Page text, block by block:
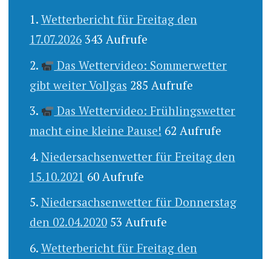
Wetterbericht für Freitag den
17.07.2026 343 Aufrufe
Das Wettervideo: Sommerwetter
gibt weiter Vollgas 285 Aufrufe
Das Wettervideo: Frühlingswetter
macht eine kleine Pause! 62 Aufrufe
Niedersachsenwetter für Freitag den
15.10.2021 60 Aufrufe
Niedersachsenwetter für Donnerstag
den 02.04.2020 53 Aufrufe
Wetterbericht für Freitag den